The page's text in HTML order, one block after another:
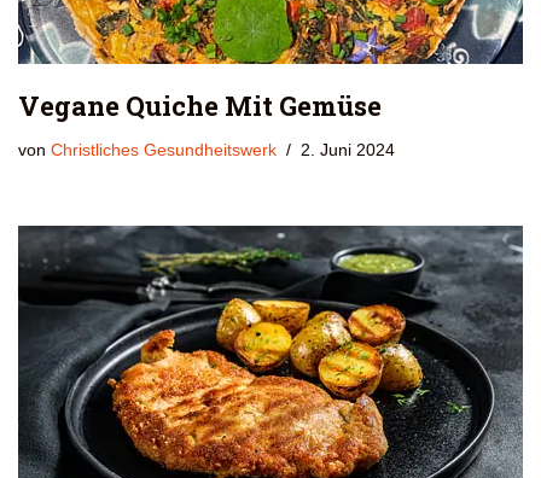
Vegane Quiche Mit Gemüse
von Christliches Gesundheitswerk 2. Juni 2024